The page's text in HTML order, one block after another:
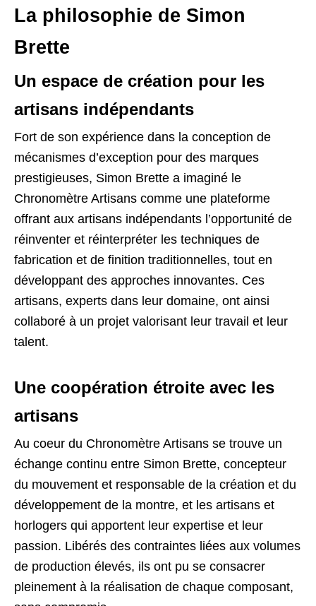
La philosophie de Simon
Brette
Un espace de création pour les
artisans indépendants
Fort de son expérience dans la conception de
mécanismes d’exception pour des marques
prestigieuses, Simon Brette a imaginé le
Chronomètre Artisans comme une plateforme
offrant aux artisans indépendants l’opportunité de
réinventer et réinterpréter les techniques de
fabrication et de finition traditionnelles, tout en
développant des approches innovantes. Ces
artisans, experts dans leur domaine, ont ainsi
collaboré à un projet valorisant leur travail et leur
talent.
Une coopération étroite avec les
artisans
Au coeur du Chronomètre Artisans se trouve un
échange continu entre Simon Brette, concepteur
du mouvement et responsable de la création et du
développement de la montre, et les artisans et
horlogers qui apportent leur expertise et leur
passion. Libérés des contraintes liées aux volumes
de production élevés, ils ont pu se consacrer
pleinement à la réalisation de chaque composant,